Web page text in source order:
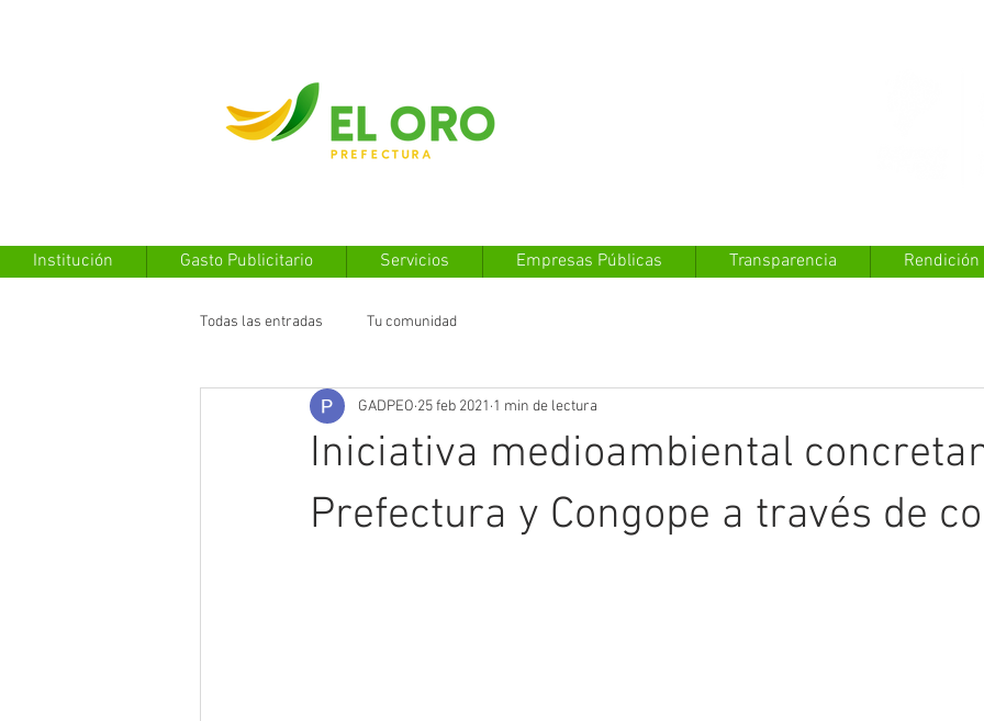
Institución Gasto Publicitario Servicios Empresas Públicas Transparencia
Todas las entradas Tu comunidad
Iniciativa medioambiental
Prefectura y Congope a través de
GADPEO 25 feb 2021 1 min de lectura